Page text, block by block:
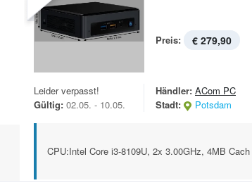
Preis: € 279,90
Leider verpasst!
Gültig: 02.05. - 10.05.
Händler: ACom PC
Stadt:
Potsdam
CPU:Intel Core i3-8109U, 2x 3.00GHz, 4MB Cach